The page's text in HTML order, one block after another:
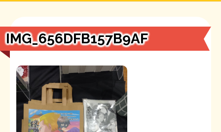
【国の、本当の】財源チラシ／旧・財源研究室
シン財源はあなたです／合同誌／旧・サブカル分室
もっと知りたい方へ
マネクリ戦士 RED & BLACK
旧・財源研究室について
チラシ発行部数
会計報告
旧・財研出版について
会計報告
IMG_656DFB157B9AF